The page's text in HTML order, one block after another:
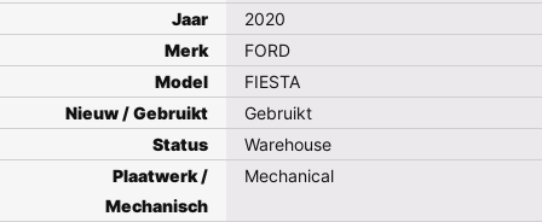
Jaar
2020
Merk
FORD
Model
FIESTA
Nieuw / Gebruikt
Gebruikt
Status
Warehouse
Plaatwerk /
Mechanisch
Mechanical